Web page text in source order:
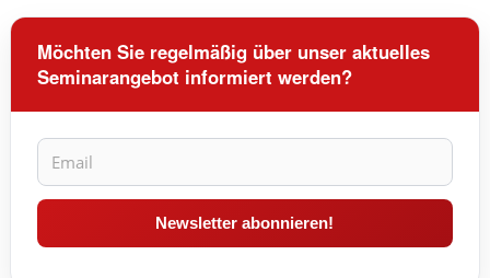
Möchten Sie regelmäßig über unser aktuelles
Seminarangebot informiert werden?